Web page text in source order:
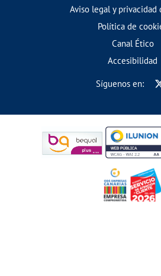
Aviso legal y privacidad
Política de
Canal Ético
Accesibilidad
Síguenos en: